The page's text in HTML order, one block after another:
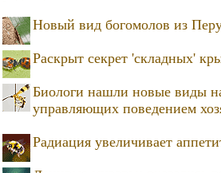
Новый вид богомолов из
Раскрыт секрет 'складных'
Биологи нашли новые виды
управляющих поведением
Радиация увеличивает